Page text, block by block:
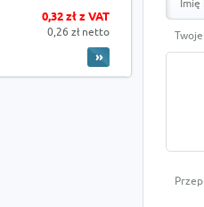
0,32 zł z VAT
0,26 zł netto